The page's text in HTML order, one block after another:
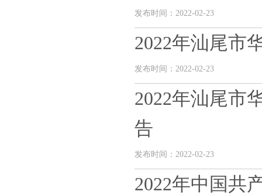
发布时间：2022-02-23
2022年汕尾市
发布时间：2022-02-23
2022年汕尾市
告
发布时间：2022-02-23
2022年中国共